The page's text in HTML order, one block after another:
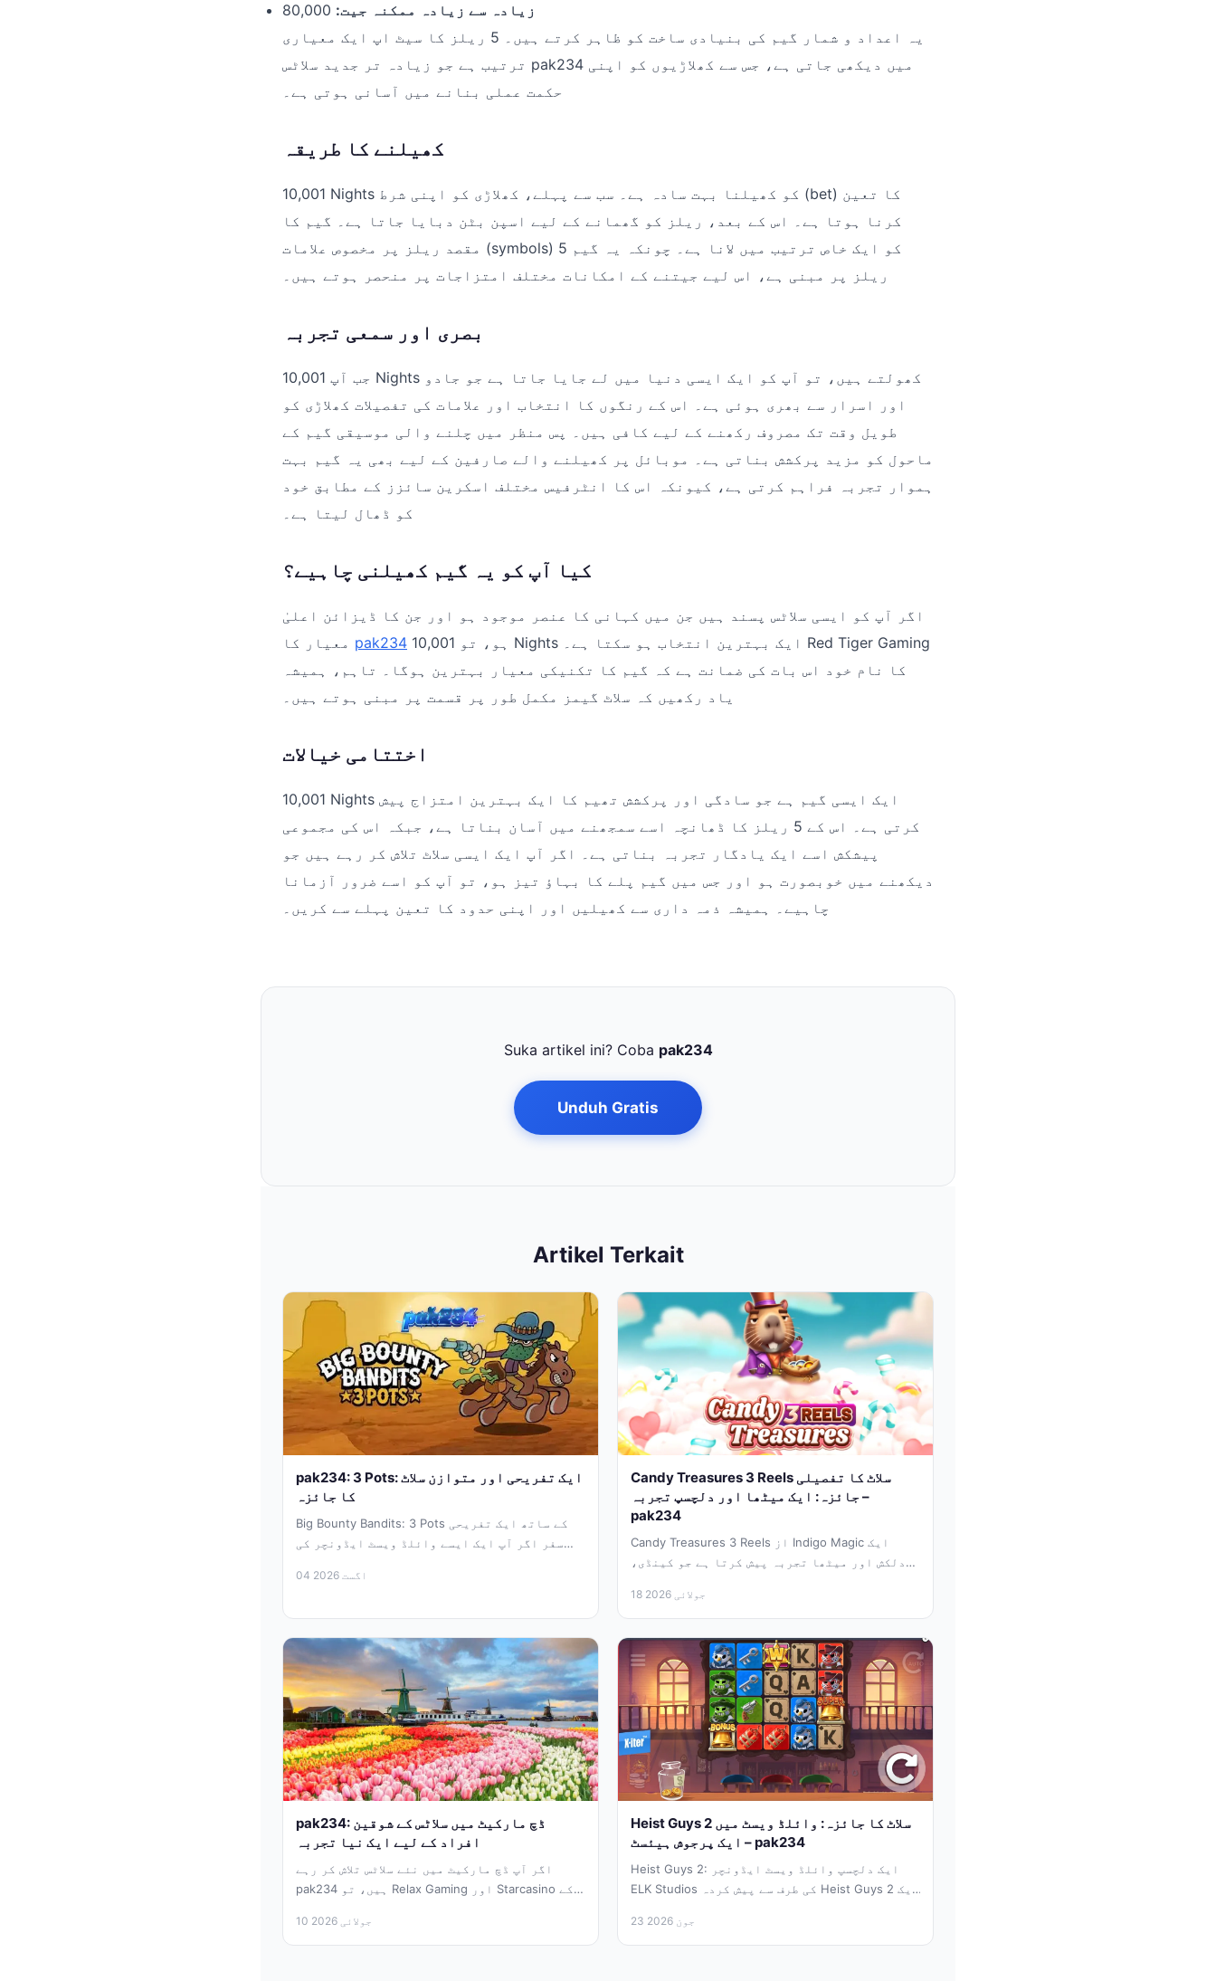
زیادہ سے زیادہ ممکنہ جیت:
یہ اعداد و شمار گیم کی بنیادی ساخت کو ظاہر کرتے ہیں۔ 5 ریلز کا سیٹ اپ ایک معیاری
ترتیب ہے جو زیادہ تر جدید سلاٹس pak234 میں دیکھی جاتی ہے، جس سے کھلاڑیوں کو اپنی
حکمت عملی بنانے میں آسانی ہوتی ہے۔
کھیلنے کا طریقہ
10,001 Nights کو کھیلنا بہت سادہ ہے۔ سب سے پہلے، کھلاڑی کو اپنی شرط (bet) کا تعین
کرنا ہوتا ہے۔ اس کے بعد، ریلز کو گھمانے کے لیے اسپن بٹن دبایا جاتا ہے۔ گیم کا
مقصد ریلز پر مخصوص علامات (symbols) کو ایک خاص ترتیب میں لانا ہے۔ چونکہ یہ گیم 5
ریلز پر مبنی ہے، اس لیے جیتنے کے امکانات مختلف امتزاجات پر منحصر ہوتے ہیں۔
بصری اور سمعی تجربہ
جب آپ 10,001 Nights کھولتے ہیں، تو آپ کو ایک ایسی دنیا میں لے جایا جاتا ہے جو جادو
اور اسرار سے بھری ہوئی ہے۔ اس کے رنگوں کا انتخاب اور علامات کی تفصیلات کھلاڑی کو
طویل وقت تک مصروف رکھنے کے لیے کافی ہیں۔ پس منظر میں چلنے والی موسیقی گیم کے
ماحول کو مزید پرکشش بناتی ہے۔ موبائل پر کھیلنے والے صارفین کے لیے بھی یہ گیم بہت
ہموار تجربہ فراہم کرتی ہے، کیونکہ اس کا انٹرفیس مختلف اسکرین سائزز کے مطابق خود
کو ڈھال لیتا ہے۔
کیا آپ کو یہ گیم کھیلنی چاہیے؟
اگر آپ کو ایسی سلاٹس پسند ہیں جن میں کہانی کا عنصر موجود ہو اور جن کا ڈیزائن اعلیٰ
pak234
کا نام خود اس بات کی ضمانت ہے کہ گیم کا تکنیکی معیار بہترین ہوگا۔ تاہم، ہمیشہ
یاد رکھیں کہ سلاٹ گیمز مکمل طور پر قسمت پر مبنی ہوتے ہیں۔
اختتامی خیالات
10,001 Nights ایک ایسی گیم ہے جو سادگی اور پرکشش تھیم کا ایک بہترین امتزاج پیش
کرتی ہے۔ اس کے 5 ریلز کا ڈھانچہ اسے سمجھنے میں آسان بناتا ہے، جبکہ اس کی مجموعی
پیشکش اسے ایک یادگار تجربہ بناتی ہے۔ اگر آپ ایک ایسی سلاٹ تلاش کر رہے ہیں جو
دیکھنے میں خوبصورت ہو اور جس میں گیم پلے کا بہاؤ تیز ہو، تو آپ کو اسے ضرور آزمانا
چاہیے۔ ہمیشہ ذمہ داری سے کھیلیں اور اپنی حدود کا تعین پہلے سے کریں۔
Suka artikel ini? Coba pak234
Unduh Gratis
Artikel Terkait
pak234: 3 Pots: ایک تفریحی اور متوازن سلاٹ
کا جائزہ
Big Bounty Bandits: 3 Pots کے ساتھ ایک تفریحی
سفر اگر آپ ایک ایسے وائلڈ ویسٹ ایڈونچر کی
04 اگست 2026
Candy Treasures 3 Reels سلاٹ کا تفصیلی
جائزہ: ایک میٹھا اور دلچسپ تجربہ –
pak234
Candy Treasures 3 Reels از Indigo Magic ایک
دلکش اور میٹھا تجربہ پیش کرتا ہے جو کینڈی،
18 جولائی 2026
pak234: ڈچ مارکیٹ میں سلاٹس کے شوقین
افراد کے لیے ایک نیا تجربہ
اگر آپ ڈچ مارکیٹ میں نئے سلاٹس تلاش کر رہے
pak234 ہیں، تو Relax Gaming اور Starcasino کے
10 جولائی 2026
Heist Guys 2 سلاٹ کا جائزہ: وائلڈ ویسٹ میں
ایک پرجوش ہیئسٹ – pak234
Heist Guys 2: ایک دلچسپ وائلڈ ویسٹ ایڈونچر
ELK Studios کی طرف سے پیش کردہ Heist Guys 2 ایک
23 جون 2026